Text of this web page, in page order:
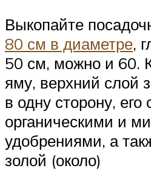
Выкопайте
80 см в диаметре,
50 см, можно и 60.
яму, верхний слой
в одну сторону,
органическими и
удобрениями, а
золой (около)